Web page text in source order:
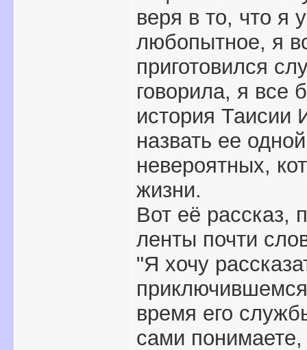
веря в то, что я
любопытное, я
приготовился
говорила, я все
история Таисии
назвать ее
невероятных,
жизни.
Вот её рассказ,
ленты почти
"Я хочу
время его
сами